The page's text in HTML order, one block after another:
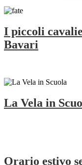
I piccoli
Bavari
La Vela in
Orario estivo